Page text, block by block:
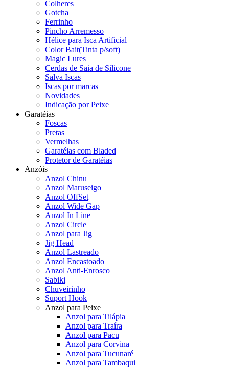
Colheres
Gotcha
Ferrinho
Pincho Arremesso
Hélice para Isca Artificial
Color Bait(Tinta p/soft)
Magic Lures
Cerdas de Saia de Silicone
Salva Iscas
Iscas por marcas
Novidades
Indicação por Peixe
Garatéias
Foscas
Pretas
Vermelhas
Garatéias com Bladed
Protetor de Garatéias
Anzóis
Anzol Chinu
Anzol Maruseigo
Anzol OffSet
Anzol Wide Gap
Anzol In Line
Anzol Circle
Anzol para Jig
Jig Head
Anzol Lastreado
Anzol Encastoado
Anzol Anti-Enrosco
Sabiki
Chuveirinho
Suport Hook
Anzol para Peixe
Anzol para Tilápia
Anzol para Traíra
Anzol para Pacu
Anzol para Corvina
Anzol para Tucunaré
Anzol para Tambaqui